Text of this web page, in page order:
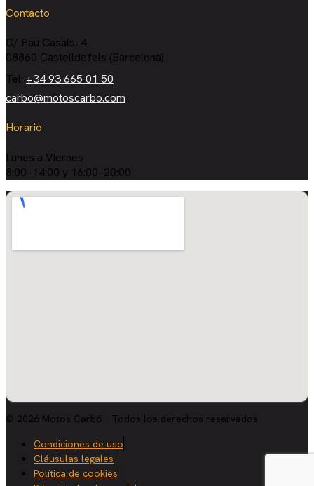
Contacto
C/ Pau Casals, 4
08860 Castelldefels (Barcelona)
Tel: +34 93 665 01 50
carbo@motoscarbo.com
Horario
Lunes a Viernes
8:00–14:00 y 16:00–20:00
© 2026 Motos Carbó · Todos los derechos reservados
Condiciones de uso
Cláusulas legales
Política de cookies